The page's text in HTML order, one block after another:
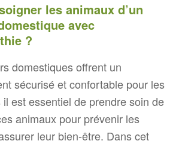
les animaux d’un
avec
?
domestiques offrent un
sécurisé et confortable pour les
est essentiel de prendre soin de
animaux pour prévenir les
leur bien-être. Dans cet